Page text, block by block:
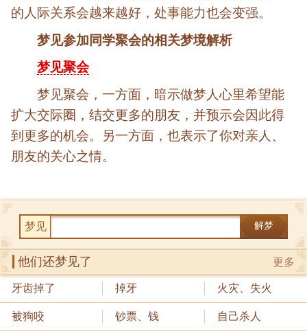
的人际关系会越来越好，处事能力也会变强。
梦见参加同学聚会的相关梦境解析
梦见聚会
梦见聚会，一方面，暗示做梦人心里希望能
扩大交际圈，结交更多的朋友，并预示会因此得
到更多的机会。另一方面，也表示了你对亲人、
朋友的关心之情。
梦见 解梦
更多
他们还梦见了
牙齿掉了 掉牙 火灾、失火
被狗咬 钞票、钱 自己杀人